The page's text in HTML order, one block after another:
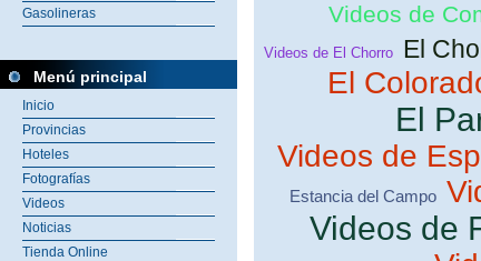
Gasolineras
Menú principal
Inicio
Provincias
Hoteles
Fotografías
Videos
Noticias
Tienda Online
Videos de
Videos de El Chorro El
El
El
Videos de
Estancia del Campo
Videos de